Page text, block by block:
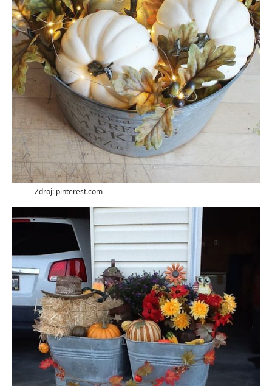
Zdroj: pinterest.com